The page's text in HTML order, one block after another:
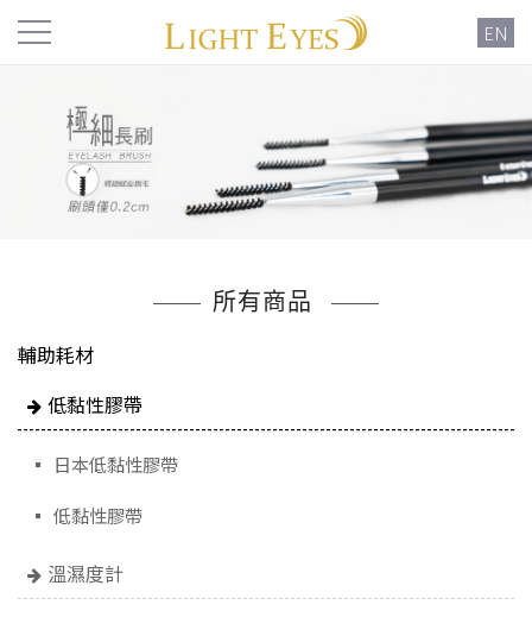
EN
所有商品
輔助耗材
低黏性膠帶
日本低黏性膠帶
低黏性膠帶
溫濕度計